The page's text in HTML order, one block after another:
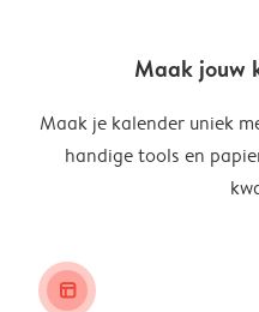
Maak jouw
Maak je kalender uniek
handige tools en
layout_alt